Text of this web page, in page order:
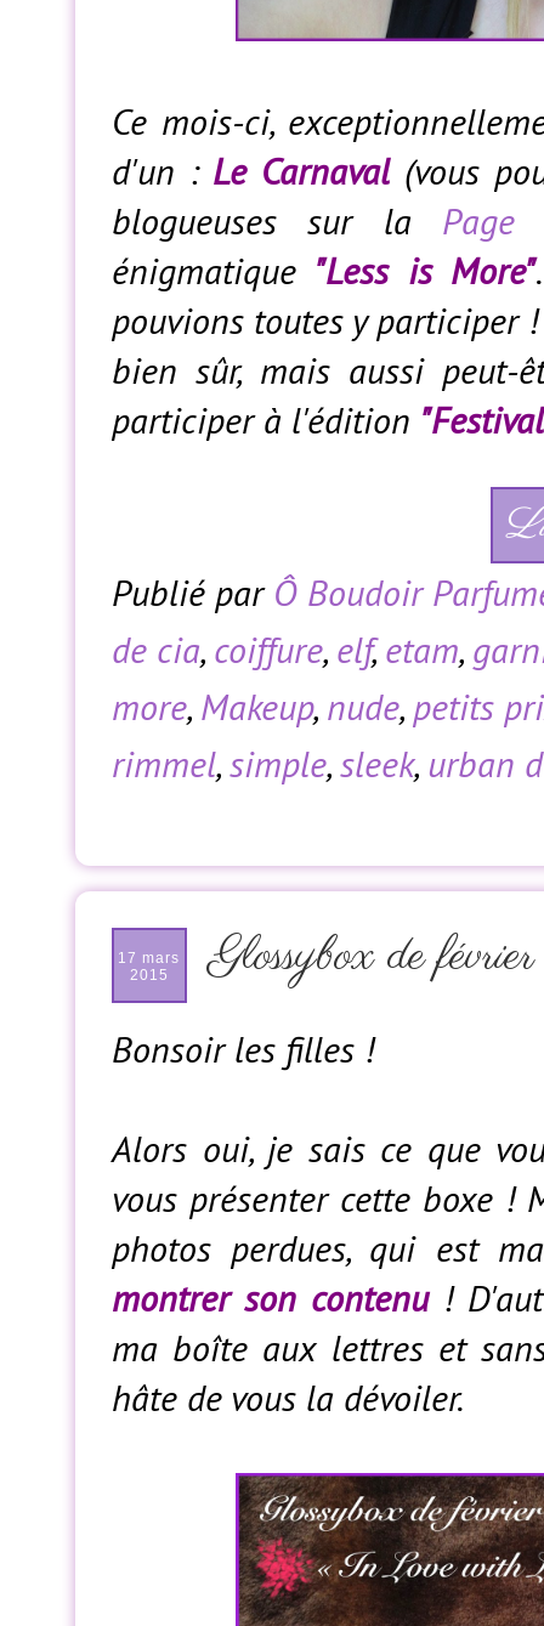
Ce mois-ci,
d'un : Le Carnaval(vous
blogueuses sur la Page
énigmatique "Less is More"
pouvions toutes y participer
bien sûr, mais aussi peut-
participer à l'édition
Publié par Ô Boudoir
de cia, coiffure, elf,etam,
more, Makeup, nude, petits
rimmel,simple,sleek, urban
17 mars
2015
Glossybox de
Bonsoir les filles !
Alors oui, je sais ce que
vous présenter cette boxe !
photos perdues, qui est
montrer son contenu!
ma boîte aux lettres et
hâte de vous la dévoiler.